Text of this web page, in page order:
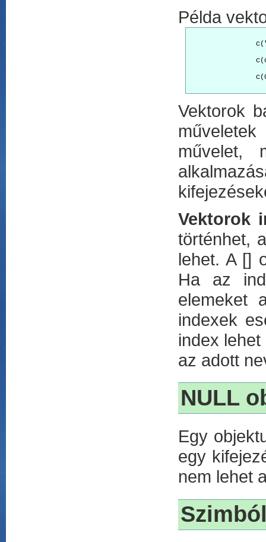
Példa
Vektorok
művelet,
Vektorok
történhet,
lehet. A []
Ha az
elemeket
indexek
index
az adott
NULL
Egy
egy
nem lehet